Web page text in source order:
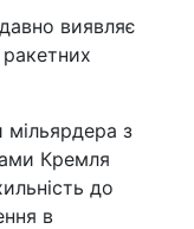
виявляє
ракетних
мільярдера з
Кремля
до
в